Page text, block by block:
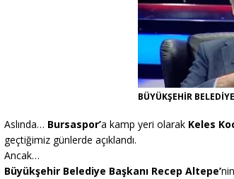
[ 06/08/2026 ] Biba hedefi
kent hazırlığı başladı
BÜYÜKŞEHİR
Aslında… Bursaspor’a kamp yeri olarak Keles
geçtiğimiz günlerde açıklandı.
Ancak…
Büyükşehir Belediye Başkanı Recep Altepe’nin